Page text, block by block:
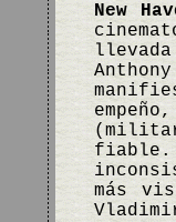
New
más